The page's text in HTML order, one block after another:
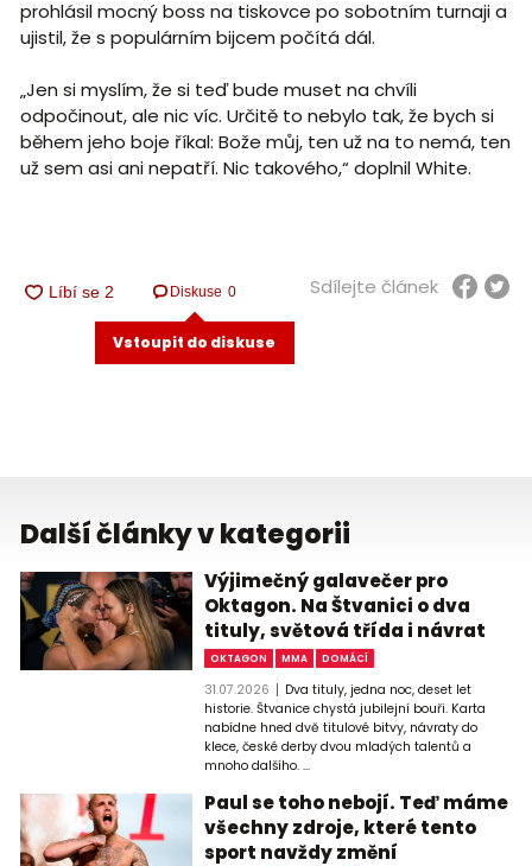
prohlásil mocný boss na tiskovce po sobotním turnaji a
ujistil, že s populárním bijcem počítá dál.
„Jen si myslím, že si teď bude muset na chvíli
odpočinout, ale nic víc. Určitě to nebylo tak, že bych si
během jeho boje říkal: Bože můj, ten už na to nemá, ten
už sem asi ani nepatří. Nic takového,“ doplnil White.
Diskuse 0
Vstoupit do diskuse
Sdílejte článek
Další články v kategorii
Výjimečný galavečer pro
Oktagon. Na Štvanici o dva
tituly, světová třída i návrat
OKTAGON MMA DOMÁCÍ
31.07.2026
Dva tituly, jedna noc, deset let
historie. Štvanice chystá jubilejní bouři. Karta
nabídne hned dvě titulové bitvy, návraty do
klece, české derby dvou mladých talentů a
mnoho dalšího. ...
Paul se toho nebojí. Teď máme
všechny zdroje, které tento
sport navždy změní